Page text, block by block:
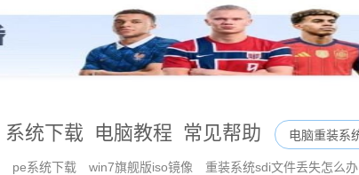
系统下载 电脑教程 常见帮助
pe系统下载 win7旗舰版iso镜像 重装系统sdi文件丢失怎么办